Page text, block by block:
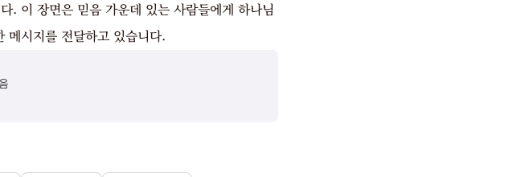
. 이 장면은 믿음 가운데 있는 사람들에게 하나님
메시지를 전달하고 있습니다.